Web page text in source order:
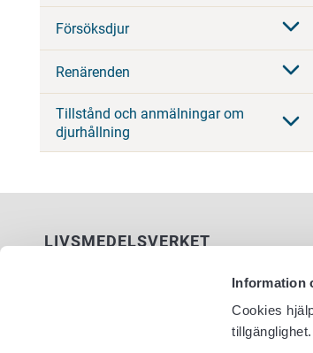
Information
Cookies
tillgänglighet.
Försöksdjur
Renärenden
Tillstånd och anmälningar om
djurhållning
LIVSMEDELSVERKET